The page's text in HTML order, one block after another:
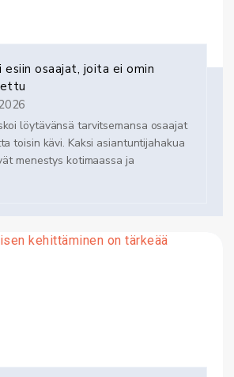
esiin osaajat, joita ei omin
löytävänsä tarvitsemansa osaajat
toisin kävi. Kaksi asiantuntijahakua
menestys kotimaassa ja